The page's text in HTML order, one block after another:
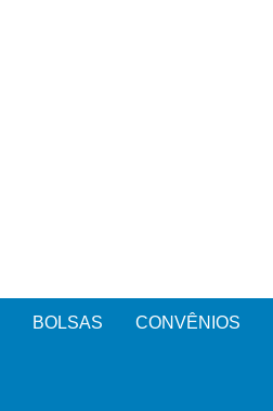
BOLSAS CONVÊNIOS